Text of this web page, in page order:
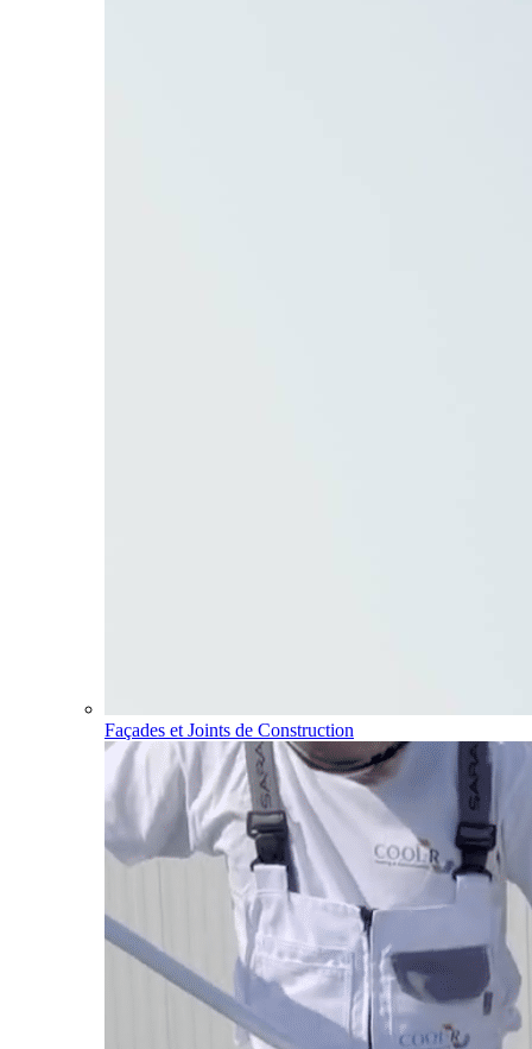
Façades et Joints de Construction